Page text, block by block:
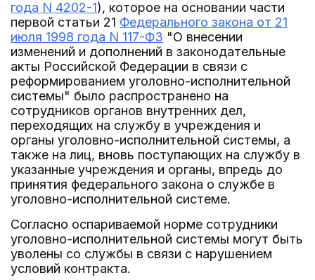
года N 4202-1), которое на основании части
первой статьи 21 Федерального закона от 21
июля 1998 года N 117-ФЗ "О внесении
изменений и дополнений в законодательные
акты Российской Федерации в связи с
реформированием уголовно-исполнительной
системы" было распространено на
сотрудников органов внутренних дел,
переходящих на службу в учреждения и
органы уголовно-исполнительной системы, а
также на лиц, вновь поступающих на службу в
указанные учреждения и органы, впредь до
принятия федерального закона о службе в
уголовно-исполнительной системе.
Согласно оспариваемой норме сотрудники
уголовно-исполнительной системы могут быть
уволены со службы в связи с нарушением
условий контракта.